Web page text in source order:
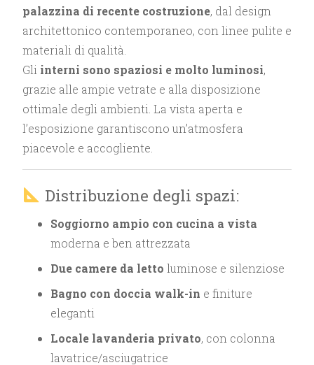
palazzina di recente costruzione, dal design
architettonico contemporaneo, con linee pulite e
materiali di qualità.
Gli interni sono spaziosi e molto luminosi,
grazie alle ampie vetrate e alla disposizione
ottimale degli ambienti. La vista aperta e
l’esposizione garantiscono un’atmosfera
piacevole e accogliente.
Distribuzione degli spazi:
Soggiorno ampio con cucina a vista
moderna e ben attrezzata
Due camere da letto luminose e silenziose
Bagno con doccia walk-in e finiture
eleganti
Locale lavanderia privato, con colonna
lavatrice/asciugatrice